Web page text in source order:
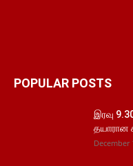
POPULAR POSTS
இரவு
தயாரான
December